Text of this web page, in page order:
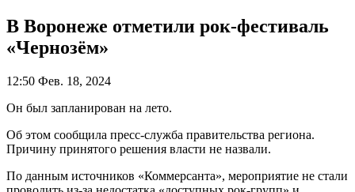
В Воронеже отметили рок-фестиваль
«Чернозём»
12:50 Фев. 18, 2024
Он был запланирован на лето.
Об этом сообщила пресс-служба правительства региона.
Причину принятого решения власти не назвали.
По данным источников «Коммерсанта», мероприятие не стали